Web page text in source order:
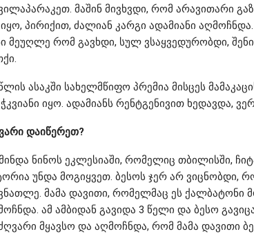
მაშინ მივხვდი, რომ არავითარი
პირიქით, ძალიან კარგი ადამიანი
მეუღლე რომ გავხდი, სულ ვსაყვედურობდი,
ასაკში სახელმწიფო პრემია მისცეს
იყო. ადამიანს რენტგენივით ხედავდა,
დაიწერეთ?
ნინოს ეკლესიაში, რომელიც თბილისში,
უნდა მოგიყვეთ. ბესოს ჯერ არ ვიცნობდი,
მამა დავითი, რომელმაც ეს ქალბატონი
ამ ამბიდან გავიდა 3 წელი და ბესო
მყავსო და აღმოჩნდა, რომ მამა დავითი